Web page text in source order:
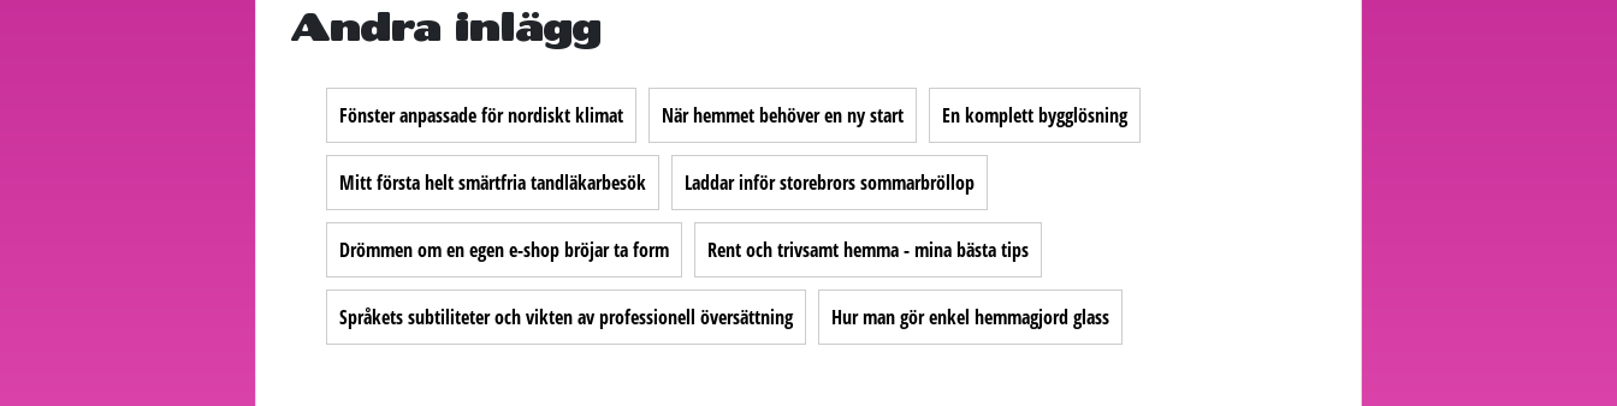
Andra inlägg
Fönster anpassade för nordiskt klimat När hemmet behöver en ny start En komplett bygglösning
Mitt första helt smärtfria tandläkarbesök Laddar inför storebrors sommarbröllop
Drömmen om en egen e-shop bröjar ta form Rent och trivsamt hemma - mina bästa tips
Språkets subtiliteter och vikten av professionell översättning Hur man gör enkel hemmagjord glass